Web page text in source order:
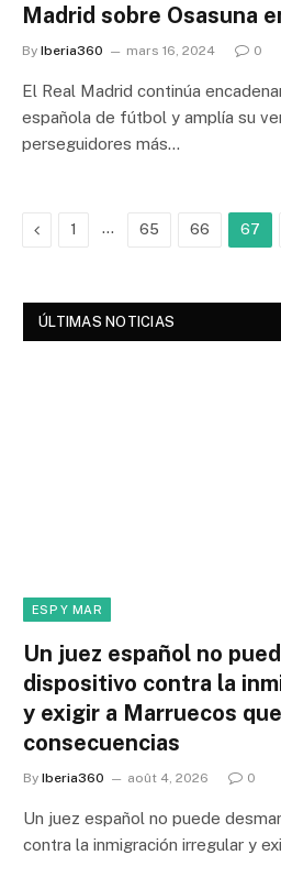
Madrid sobre Osasuna
By Iberia360 mars 16, 2024 0
El Real Madrid continúa
española de fútbol y amplía su
perseguidores más…
Previous
1 … 65 66 67
ÚLTIMAS NOTICIAS
ESP Y MAR
Un juez español no
dispositivo contra la
y exigir a Marruecos
consecuencias
By Iberia360 août 4, 2026 0
Un juez español no puede
contra la inmigración irregular y